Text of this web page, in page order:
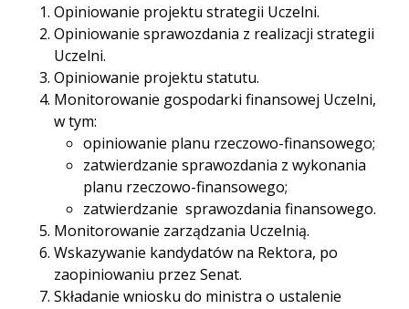
Opiniowanie projektu strategii Uczelni.
Opiniowanie sprawozdania z realizacji strategii
Uczelni.
Opiniowanie projektu statutu.
Monitorowanie gospodarki finansowej Uczelni,
w tym:
opiniowanie planu rzeczowo-finansowego;
zatwierdzanie sprawozdania z wykonania
planu rzeczowo-finansowego;
zatwierdzanie sprawozdania finansowego.
Monitorowanie zarządzania Uczelnią.
Wskazywanie kandydatów na Rektora, po
zaopiniowaniu przez Senat.
Składanie wniosku do ministra o ustalenie